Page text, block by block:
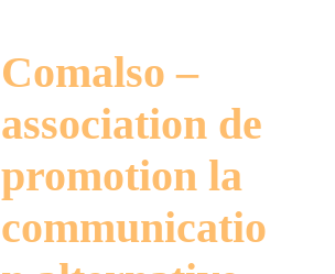
Comalso –
association de
promotion la
communicatio